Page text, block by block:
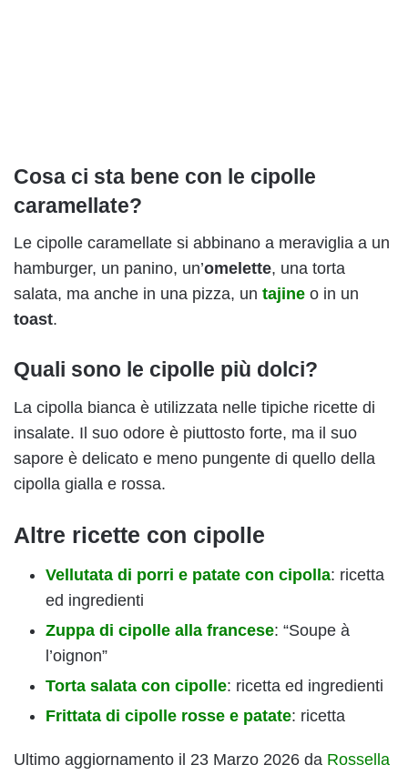
Cosa ci sta bene con le cipolle
caramellate?
Le cipolle caramellate si abbinano a meraviglia a un
hamburger, un panino, un’omelette, una torta
salata, ma anche in una pizza, un tajine o in un
toast.
Quali sono le cipolle più dolci?
La cipolla bianca è utilizzata nelle tipiche ricette di
insalate. Il suo odore è piuttosto forte, ma il suo
sapore è delicato e meno pungente di quello della
cipolla gialla e rossa.
Altre ricette con cipolle
Vellutata di porri e patate con cipolla: ricetta
ed ingredienti
Zuppa di cipolle alla francese: “Soupe à
l’oignon”
Torta salata con cipolle: ricetta ed ingredienti
Frittata di cipolle rosse e patate: ricetta
Ultimo aggiornamento il 23 Marzo 2026 da Rossella